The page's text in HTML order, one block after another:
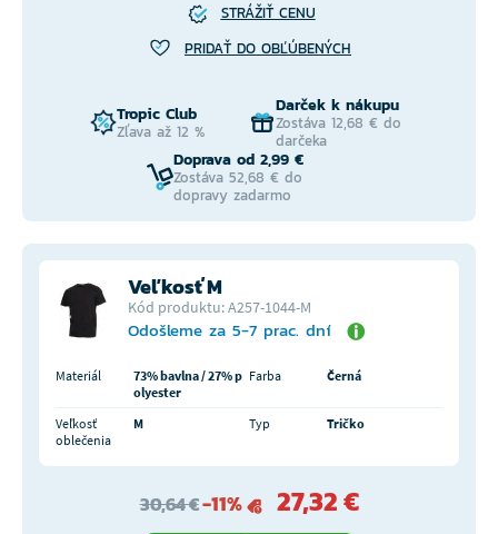
STRÁŽIŤ CENU
PRIDAŤ DO OBĽÚBENÝCH
Tropic Club
Zľava až 12 %
Darček k nákupu
Zostáva 12,68 € do
darčeka
Doprava od 2,99 €
Zostáva 52,68 € do
dopravy zadarmo
Veľkosť M
Kód produktu: A257-1044-M
Odošleme za 5-7 prac. dní
Materiál
73% bavlna / 27% p
olyester
Farba Černá
Veľkosť
oblečenia
M Typ Tričko
30,64 €-11% 27,32 €